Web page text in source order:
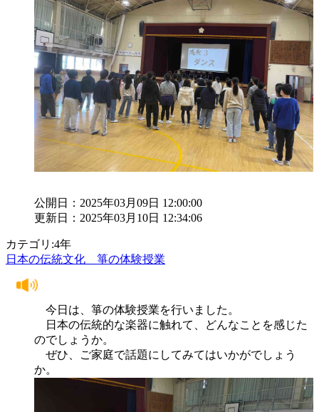
公開日：2025年03月09日 12:00:00
更新日：2025年03月10日 12:34:06
カテゴリ:4年
日本の伝統文化 箏の体験授業
今日は、箏の体験授業を行いました。
日本の伝統的な楽器に触れて、どんなことを感じた
のでしょうか。
ぜひ、ご家庭で話題にしてみてはいかがでしょう
か。